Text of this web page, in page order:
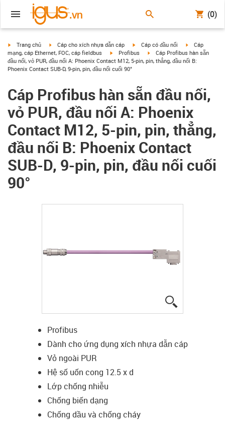
(0)
igus-icon-arrow-right
Trang chủ igus-icon-arrow-right
Cáp cho xích nhựa dẫn cáp igus-icon-arrow-right
Cáp có đầu nối igus-icon-
Cáp
mạng, cáp Ethernet, FOC, cáp fieldbus
igus-icon-arrow-right
Profibus igus-icon-arrow-right
Cáp Profibus hàn sẵn
đầu nối, vỏ PUR, đầu nối A: Phoenix Contact M12, 5-pin, pin, thẳng, đầu nối B:
Phoenix Contact SUB-D, 9-pin, pin, đầu nối cuối 90°
Cáp Profibus hàn sẵn đầu nối,
vỏ PUR, đầu nối A: Phoenix
Contact M12, 5-pin, pin, thẳng,
đầu nối B: Phoenix Contact
SUB-D, 9-pin, pin, đầu nối cuối
90°
Profibus
Dành cho ứng dụng xích nhựa dẫn cáp
Vỏ ngoài PUR
Hệ số uốn cong 12.5 x d
Lớp chống nhiễu
Chống biến dạng
Chống dầu và chống cháy